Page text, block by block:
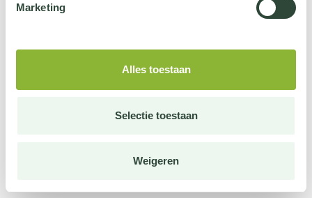
Marketing
Alles toestaan
Selectie toestaan
Weigeren